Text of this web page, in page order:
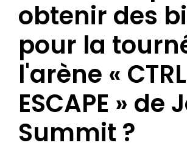
obtenir des
pour la
l'arène « CTRL
ESCAPE » de
Summit ?